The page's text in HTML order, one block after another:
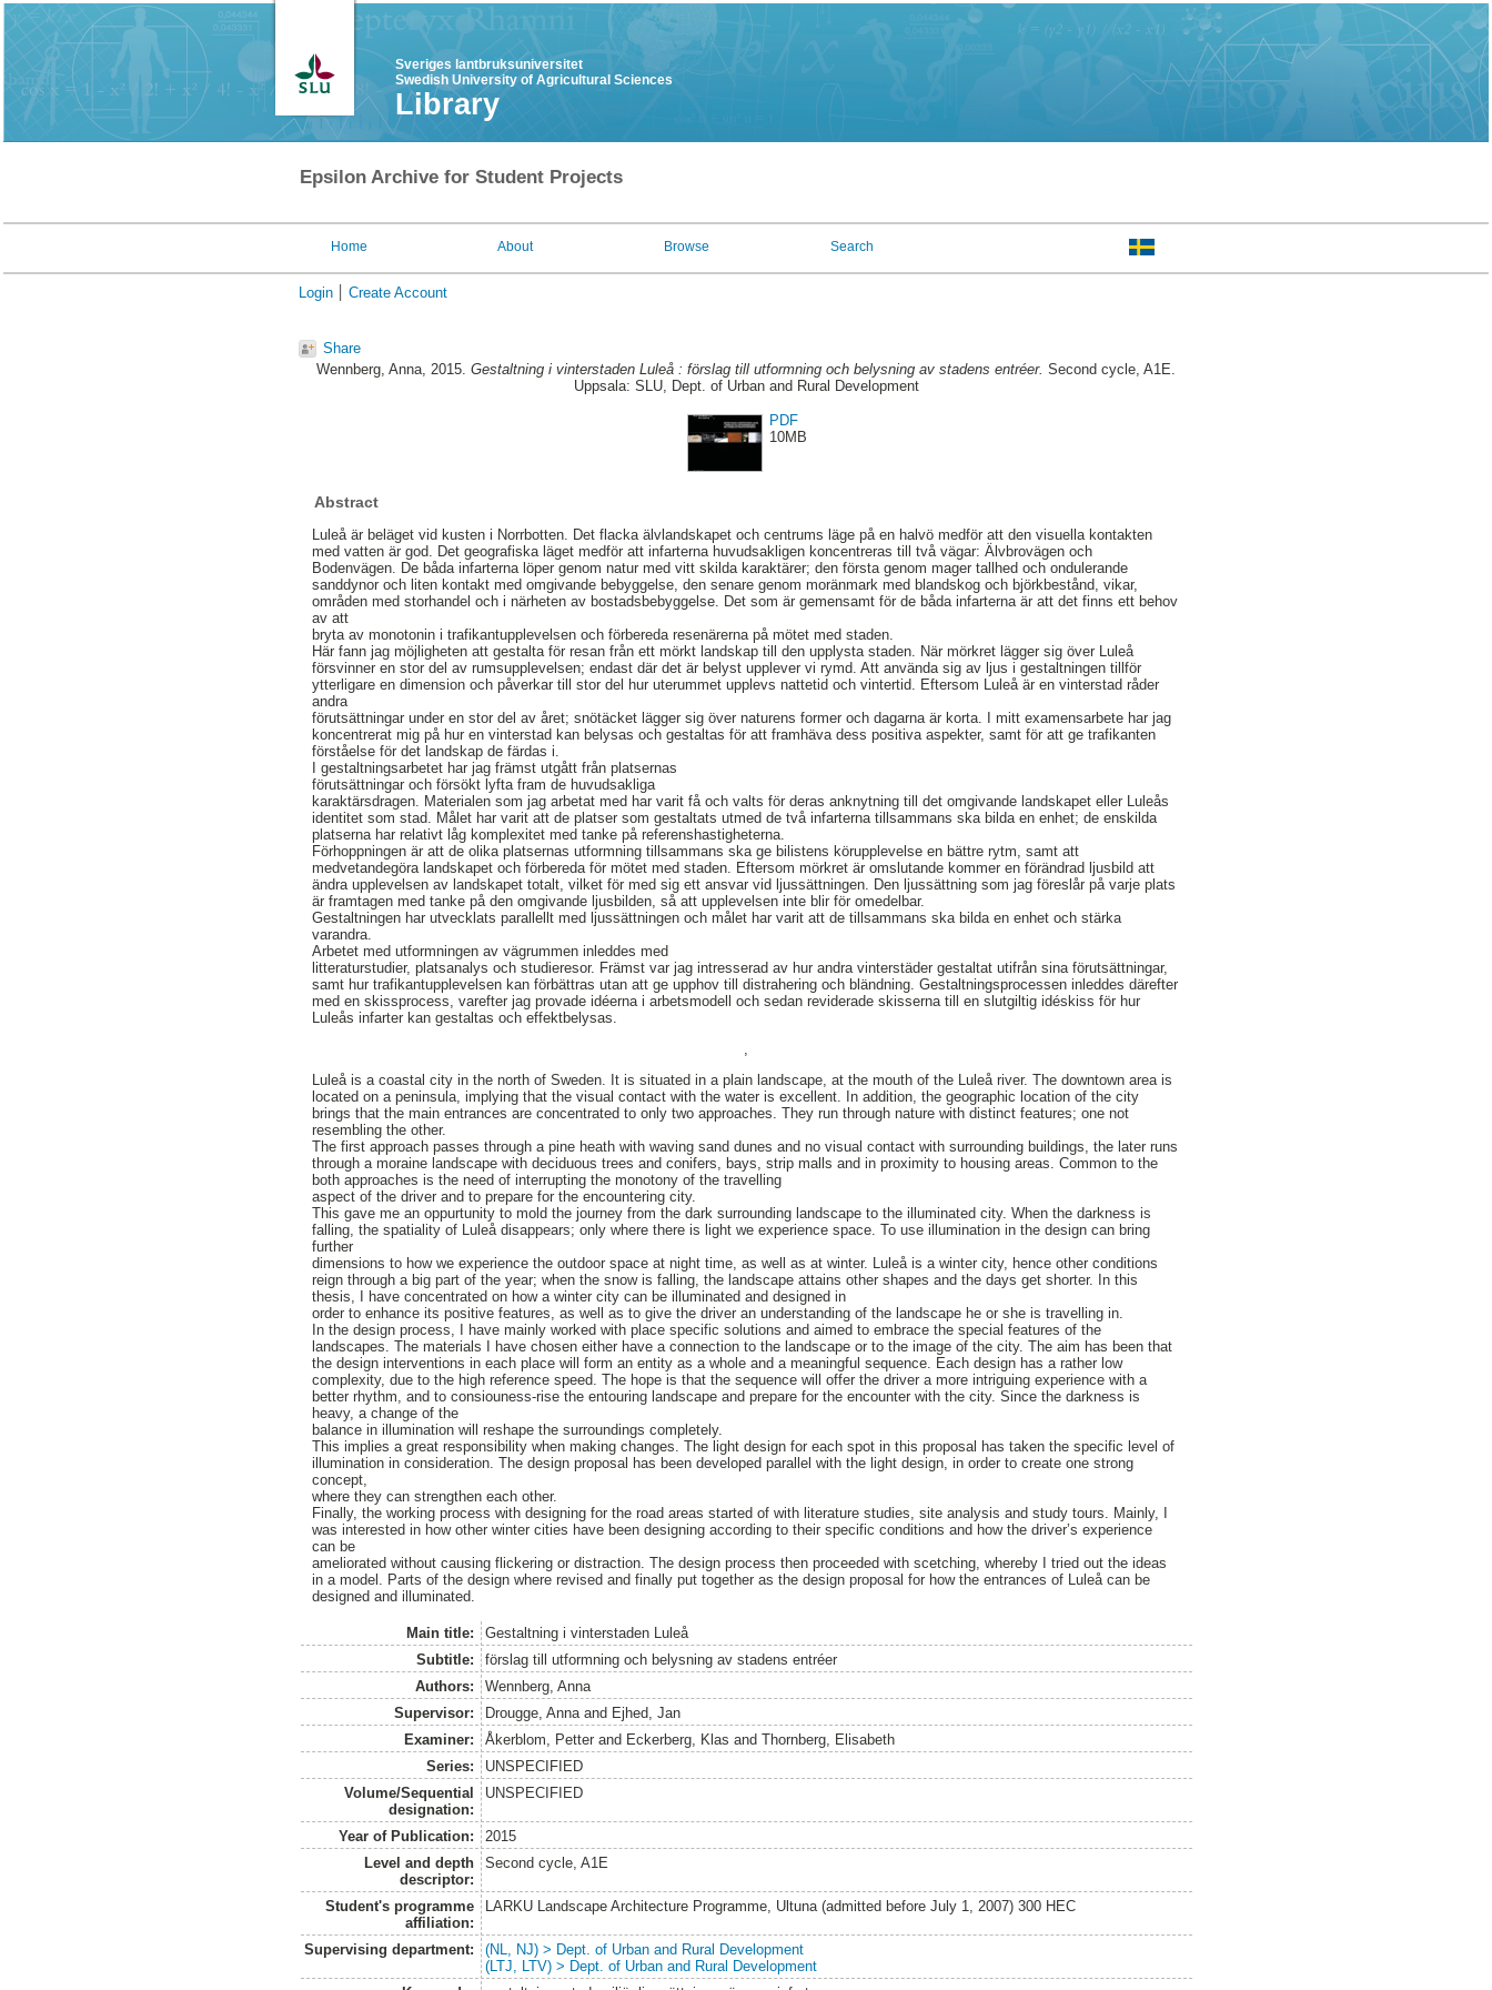
Sveriges lantbruksuniversitet
Swedish University of Agricultural Sciences
Library
Epsilon Archive for Student Projects
Home About Browse Search
Login Create Account
Share
Wennberg, Anna, 2015. Gestaltning i vinterstaden Luleå : förslag till utformning och belysning av stadens entréer. Second cycle, A1E.
Uppsala: SLU, Dept. of Urban and Rural Development
PDF
10MB
Abstract
Luleå är beläget vid kusten i Norrbotten. Det flacka älvlandskapet och centrums läge på en halvö medför att den visuella kontakten
med vatten är god. Det geografiska läget medför att infarterna huvudsakligen koncentreras till två vägar: Älvbrovägen och
Bodenvägen. De båda infarterna löper genom natur med vitt skilda karaktärer; den första genom mager tallhed och ondulerande
sanddynor och liten kontakt med omgivande bebyggelse, den senare genom moränmark med blandskog och björkbestånd, vikar,
områden med storhandel och i närheten av bostadsbebyggelse. Det som är gemensamt för de båda infarterna är att det finns ett behov
av att
bryta av monotonin i trafikantupplevelsen och förbereda resenärerna på mötet med staden.
Här fann jag möjligheten att gestalta för resan från ett mörkt landskap till den upplysta staden. När mörkret lägger sig över Luleå
försvinner en stor del av rumsupplevelsen; endast där det är belyst upplever vi rymd. Att använda sig av ljus i gestaltningen tillför
ytterligare en dimension och påverkar till stor del hur uterummet upplevs nattetid och vintertid. Eftersom Luleå är en vinterstad råder
andra
förutsättningar under en stor del av året; snötäcket lägger sig över naturens former och dagarna är korta. I mitt examensarbete har jag
koncentrerat mig på hur en vinterstad kan belysas och gestaltas för att framhäva dess positiva aspekter, samt för att ge trafikanten
förståelse för det landskap de färdas i.
I gestaltningsarbetet har jag främst utgått från platsernas
förutsättningar och försökt lyfta fram de huvudsakliga
karaktärsdragen. Materialen som jag arbetat med har varit få och valts för deras anknytning till det omgivande landskapet eller Luleås
identitet som stad. Målet har varit att de platser som gestaltats utmed de två infarterna tillsammans ska bilda en enhet; de enskilda
platserna har relativt låg komplexitet med tanke på referenshastigheterna.
Förhoppningen är att de olika platsernas utformning tillsammans ska ge bilistens körupplevelse en bättre rytm, samt att
medvetandegöra landskapet och förbereda för mötet med staden. Eftersom mörkret är omslutande kommer en förändrad ljusbild att
ändra upplevelsen av landskapet totalt, vilket för med sig ett ansvar vid ljussättningen. Den ljussättning som jag föreslår på varje plats
är framtagen med tanke på den omgivande ljusbilden, så att upplevelsen inte blir för omedelbar.
Gestaltningen har utvecklats parallellt med ljussättningen och målet har varit att de tillsammans ska bilda en enhet och stärka
varandra.
Arbetet med utformningen av vägrummen inleddes med
litteraturstudier, platsanalys och studieresor. Främst var jag intresserad av hur andra vinterstäder gestaltat utifrån sina förutsättningar,
samt hur trafikantupplevelsen kan förbättras utan att ge upphov till distrahering och bländning. Gestaltningsprocessen inleddes därefter
med en skissprocess, varefter jag provade idéerna i arbetsmodell och sedan reviderade skisserna till en slutgiltig idéskiss för hur
Luleås infarter kan gestaltas och effektbelysas.
Luleå is a coastal city in the north of Sweden. It is situated in a plain landscape, at the mouth of the Luleå river. The downtown area is
located on a peninsula, implying that the visual contact with the water is excellent. In addition, the geographic location of the city
brings that the main entrances are concentrated to only two approaches. They run through nature with distinct features; one not
resembling the other.
The first approach passes through a pine heath with waving sand dunes and no visual contact with surrounding buildings, the later runs
through a moraine landscape with deciduous trees and conifers, bays, strip malls and in proximity to housing areas. Common to the
both approaches is the need of interrupting the monotony of the travelling
aspect of the driver and to prepare for the encountering city.
This gave me an oppurtunity to mold the journey from the dark surrounding landscape to the illuminated city. When the darkness is
falling, the spatiality of Luleå disappears; only where there is light we experience space. To use illumination in the design can bring
further
dimensions to how we experience the outdoor space at night time, as well as at winter. Luleå is a winter city, hence other conditions
reign through a big part of the year; when the snow is falling, the landscape attains other shapes and the days get shorter. In this
thesis, I have concentrated on how a winter city can be illuminated and designed in
order to enhance its positive features, as well as to give the driver an understanding of the landscape he or she is travelling in.
In the design process, I have mainly worked with place specific solutions and aimed to embrace the special features of the
landscapes. The materials I have chosen either have a connection to the landscape or to the image of the city. The aim has been that
the design interventions in each place will form an entity as a whole and a meaningful sequence. Each design has a rather low
complexity, due to the high reference speed. The hope is that the sequence will offer the driver a more intriguing experience with a
better rhythm, and to consiouness-rise the entouring landscape and prepare for the encounter with the city. Since the darkness is
heavy, a change of the
balance in illumination will reshape the surroundings completely.
This implies a great responsibility when making changes. The light design for each spot in this proposal has taken the specific level of
illumination in consideration. The design proposal has been developed parallel with the light design, in order to create one strong
concept,
where they can strengthen each other.
Finally, the working process with designing for the road areas started of with literature studies, site analysis and study tours. Mainly, I
was interested in how other winter cities have been designing according to their specific conditions and how the driver’s experience
can be
ameliorated without causing flickering or distraction. The design process then proceeded with scetching, whereby I tried out the ideas
in a model. Parts of the design where revised and finally put together as the design proposal for how the entrances of Luleå can be
designed and illuminated.
Main title:
Gestaltning i vinterstaden Luleå
Subtitle:
förslag till utformning och belysning av stadens entréer
Authors:
Wennberg, Anna
Supervisor:
Drougge, Annaand Ejhed, Jan
Examiner:
Åkerblom, Petterand Eckerberg, Klas and Thornberg, Elisabeth
Series:
UNSPECIFIED
Volume/Sequential
designation:
UNSPECIFIED
Year of Publication:
2015
Level and depth
descriptor:
Second cycle, A1E
Student's programme
affiliation:
LARKU Landscape Architecture Programme, Ultuna (admitted before July 1, 2007) 300 HEC
Supervising department:
(NL, NJ) > Dept. of Urban and Rural Development
(LTJ, LTV) > Dept. of Urban and Rural Development